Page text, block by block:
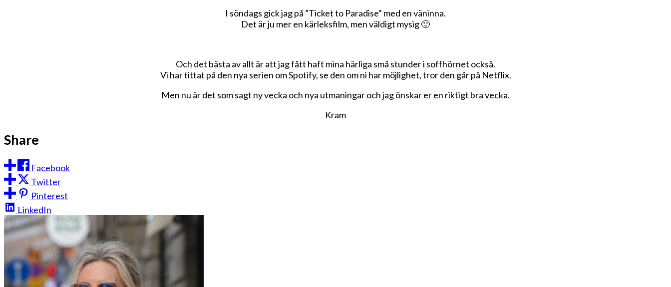
I söndags gick jag på ”Ticket to Paradise” med en väninna.
Det är ju mer en kärleksfilm, men väldigt mysig 🙂
Och det bästa av allt är att jag fått haft mina härliga små stunder i soffhörnet också.
Vi har tittat på den nya serien om Spotify, se den om ni har möjlighet, tror den går på Netflix.
Men nu är det som sagt ny vecka och nya utmaningar och jag önskar er en riktigt bra vecka.
Kram
Share
Facebook
Twitter
Pinterest
LinkedIn